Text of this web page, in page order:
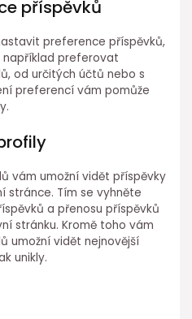
příspěvků
preference příspěvků,
preferovat
od určitých účtů nebo s
preferencí vám pomůže
vám umožní vidět příspěvky
stránce. Tím se vyhněte
a přenosu příspěvků
stránku. Kromě toho vám
umožní vidět nejnovější
unikly.